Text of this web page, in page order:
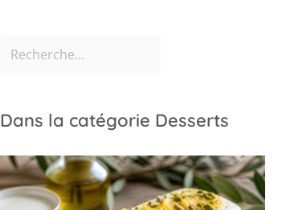
Dans la catégorie Desserts